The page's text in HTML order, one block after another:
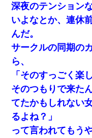
深夜のテンション
いよなとか、連休
んだ。
サークルの同期の
ら、
「そのすっごく楽
そのつもりで来た
てたかもしれない
るよね？」
って言われてもう